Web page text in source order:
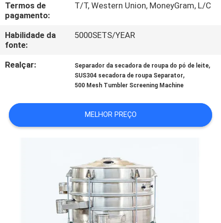
CONTROLE
DA
QUALIDADE
CONTACTE-
PEÇA
SITEMAP
Termos de
pagamento:
T/T, Western Union, MoneyGram, L/C
Habilidade da
fonte:
5000SETS/YEAR
Realçar: Separador da secadora de roupa do pó de leite,
SUS304 secadora de roupa Separator,
500 Mesh Tumbler Screening Machine
MELHOR PREÇO